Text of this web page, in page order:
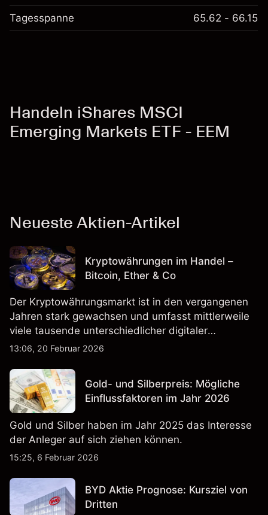
Tagesspanne 65.62 - 66.15
Handeln iShares MSCI
Emerging Markets ETF - EEM
Neueste Aktien-Artikel
Kryptowährungen im Handel –
Bitcoin, Ether & Co
Der Kryptowährungsmarkt ist in den vergangenen
Jahren stark gewachsen und umfasst mittlerweile
viele tausende unterschiedlicher digitaler
Währungen.
13:06, 20 Februar 2026
Gold- und Silberpreis: Mögliche
Einflussfaktoren im Jahr 2026
Gold und Silber haben im Jahr 2025 das Interesse
der Anleger auf sich ziehen können.
15:25, 6 Februar 2026
BYD Aktie Prognose: Kursziel von
Dritten